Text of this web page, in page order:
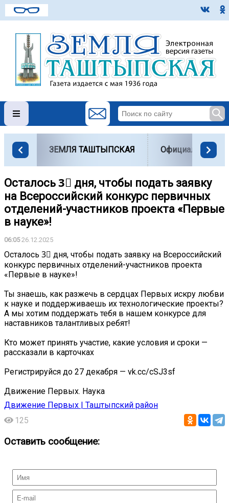
ЗЕМЛЯ ТАШТЫПСКАЯ Официально
Осталось 3⃣ дня, чтобы подать заявку
на Всероссийский конкурс первичных
отделений-участников проекта «Первые
в науке»!
06:0526.12.2025
Осталось 3⃣ дня, чтобы подать заявку на Всероссийский
конкурс первичных отделений-участников проекта
«Первые в науке»!
Ты знаешь, как разжечь в сердцах Первых искру любви
к науке и поддерживаешь их технологические проекты?
А мы хотим поддержать тебя в нашем конкурсе для
наставников талантливых ребят!
Кто может принять участие, какие условия и сроки —
рассказали в карточках
Регистрируйся до 27 декабря — vk.cc/cSJ3sf
Движение Первых. Наука
Движение Первых | Таштыпский район
125
Оставить сообщение: